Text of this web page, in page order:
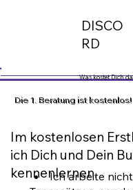
DISCO
RD
Was kostet Dich
Die 1. Beratung ist kostenlos!
Im kostenlosen
ich Dich und Dein
kennenlernen.
Ich arbeite